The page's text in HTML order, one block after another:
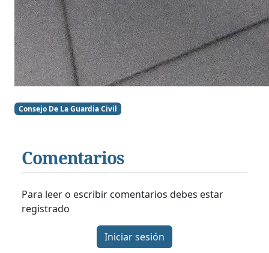
Consejo De La Guardia Civil
Comentarios
Para leer o escribir comentarios debes estar
registrado
Iniciar sesión